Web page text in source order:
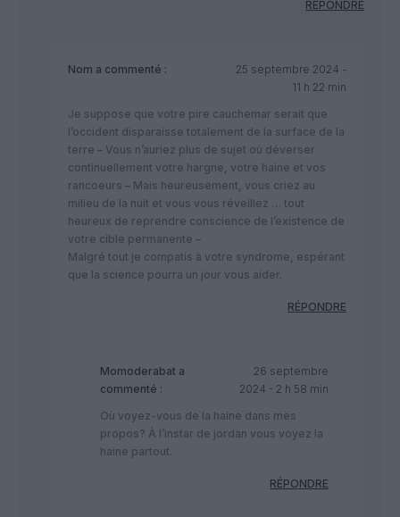
RÉPONDRE
Nom a commenté :
25 septembre 2024 -
11 h 22 min
Je suppose que votre pire cauchemar serait que
l’occident disparaisse totalement de la surface de la
terre – Vous n’auriez plus de sujet où déverser
continuellement votre hargne, votre haine et vos
rancoeurs – Mais heureusement, vous criez au
milieu de la nuit et vous vous réveillez … tout
heureux de reprendre conscience de l’existence de
votre cible permanente –
Malgré tout je compatis à votre syndrome, espérant
que la science pourra un jour vous aider.
RÉPONDRE
Momoderabat a
commenté :
26 septembre
2024 - 2 h 58 min
Où voyez-vous de la haine dans mes
propos? À l’instar de jordan vous voyez la
haine partout.
RÉPONDRE